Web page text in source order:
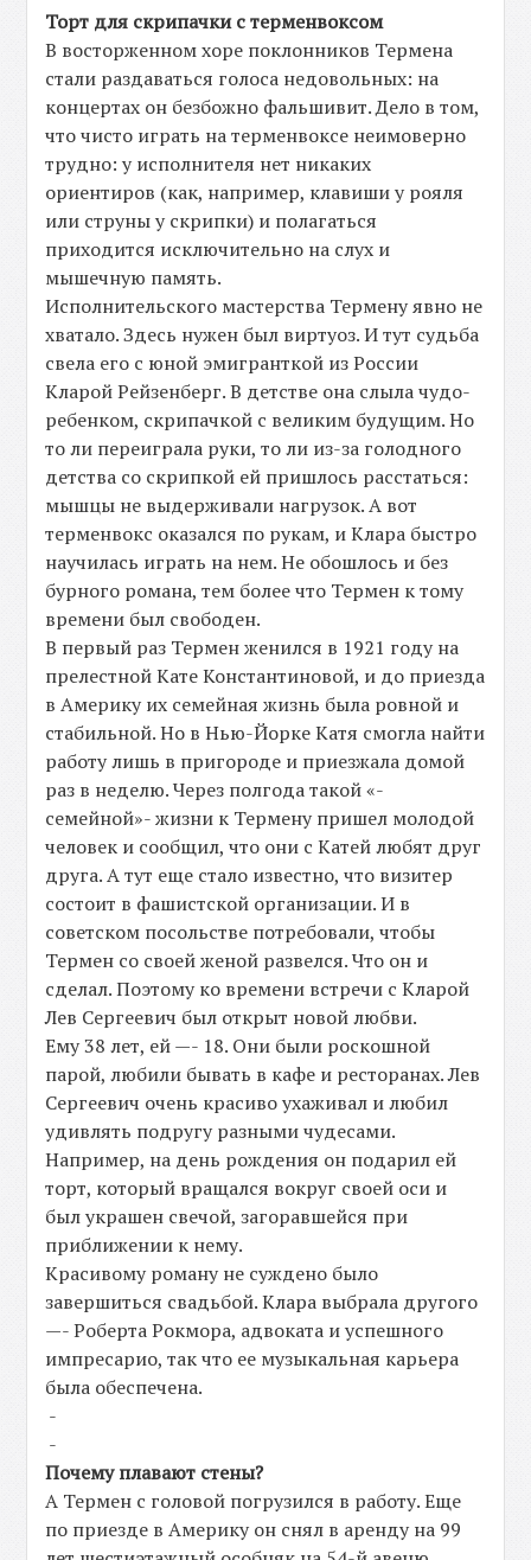
Торт для скрипачки с терменвоксом
В восторженном хоре поклонников Термена
стали раздаваться голоса недовольных: на
концертах он безбожно фальшивит. Дело в том,
что чисто играть на терменвоксе неимоверно
трудно: у исполнителя нет никаких
ориентиров (как, например, клавиши у рояля
или струны у скрипки) и полагаться
приходится исключительно на слух и
мышечную память.
Исполнительского мастерства Термену явно не
хватало. Здесь нужен был виртуоз. И тут судьба
свела его с юной эмигранткой из России
Кларой Рейзенберг. В детстве она слыла чудо-
ребенком, скрипачкой с великим будущим. Но
то ли переиграла руки, то ли из-за голодного
детства со скрипкой ей пришлось расстаться:
мышцы не выдерживали нагрузок. А вот
терменвокс оказался по рукам, и Клара быстро
научилась играть на нем. Не обошлось и без
бурного романа, тем более что Термен к тому
времени был свободен.
В первый раз Термен женился в 1921 году на
прелестной Кате Константиновой, и до приезда
в Америку их семейная жизнь была ровной и
стабильной. Но в Нью-Йорке Катя смогла найти
работу лишь в пригороде и приезжала домой
раз в неделю. Через полгода такой «-
семейной»- жизни к Термену пришел молодой
человек и сообщил, что они с Катей любят друг
друга. А тут еще стало известно, что визитер
состоит в фашистской организации. И в
советском посольстве потребовали, чтобы
Термен со своей женой развелся. Что он и
сделал. Поэтому ко времени встречи с Кларой
Лев Сергеевич был открыт новой любви.
Ему 38 лет, ей —- 18. Они были роскошной
парой, любили бывать в кафе и ресторанах. Лев
Сергеевич очень красиво ухаживал и любил
удивлять подругу разными чудесами.
Например, на день рождения он подарил ей
торт, который вращался вокруг своей оси и
был украшен свечой, загоравшейся при
приближении к нему.
Красивому роману не суждено было
завершиться свадьбой. Клара выбрала другого
—- Роберта Рокмора, адвоката и успешного
импресарио, так что ее музыкальная карьера
была обеспечена.
-
-
Почему плавают стены?
А Термен с головой погрузился в работу. Еще
по приезде в Америку он снял в аренду на 99